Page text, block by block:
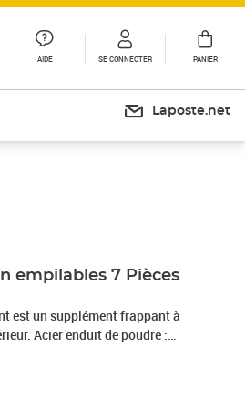
AIDE SE CONNECTER PANIER
Laposte.net
empilables 7 Pièces
est un supplément frappant à
Acier enduit de poudre :
de poudre, un matériau
contre la rouille, la